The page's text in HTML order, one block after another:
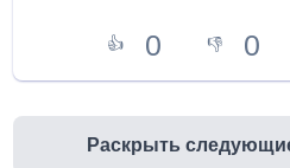
👍 0 👎 0
Раскрыть